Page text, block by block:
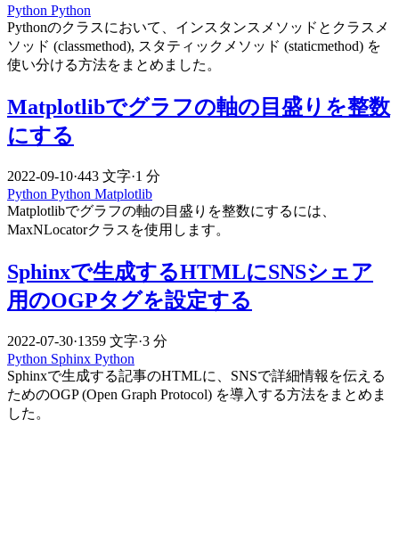
Python Python
Pythonのクラスにおいて、インスタンスメソッドとクラスメ
ソッド (classmethod), スタティックメソッド (staticmethod) を
使い分ける方法をまとめました。
Matplotlibでグラフの軸の目盛りを整数
にする
2022-09-10·443 文字·1 分
Python Python Matplotlib
Matplotlibでグラフの軸の目盛りを整数にするには、
MaxNLocatorクラスを使用します。
Sphinxで生成するHTMLにSNSシェア
用のOGPタグを設定する
2022-07-30·1359 文字·3 分
Python Sphinx Python
Sphinxで生成する記事のHTMLに、SNSで詳細情報を伝える
ためのOGP (Open Graph Protocol) を導入する方法をまとめま
した。